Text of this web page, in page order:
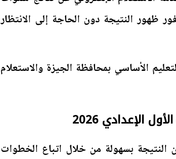
ظهور النتيجة دون الحاجة إلى الانتظار
الأساسي بمحافظة الجيزة والاستعلام
2026
النتيجة بسهولة من خلال اتباع الخطوات